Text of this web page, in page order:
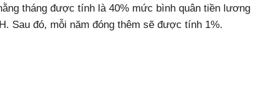
tháng được tính là 40% mức bình quân tiền lương
Sau đó, mỗi năm đóng thêm sẽ được tính 1%.